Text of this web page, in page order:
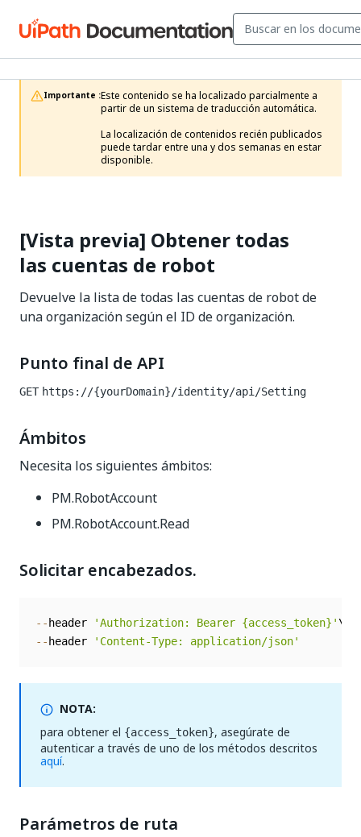
Importante :Este contenido se ha localizado parcialmente a
partir de un sistema de traducción automática.
La localización de contenidos recién publicados
puede tardar entre una y dos semanas en estar
disponible.
[Vista previa] Obtener todas
las cuentas de robot
Devuelve la lista de todas las cuentas de robot de
una organización según el ID de organización.
Punto final de API
GET https://{yourDomain}/identity/api/Setting
Ámbitos
Necesita los siguientes ámbitos:
PM.RobotAccount
PM.RobotAccount.Read
Solicitar encabezados.
-- header 'Authorization: Bearer {access_token}'
-- header 'Content-Type: application/json'
NOTA:
para obtener el {access_token}, asegúrate de
autenticar a través de uno de los métodos descritos
aquí.
Parámetros de ruta